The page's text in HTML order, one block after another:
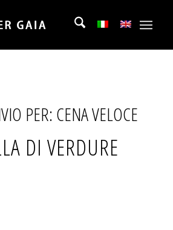
PER:CENA VELOCE
DI VERDURE